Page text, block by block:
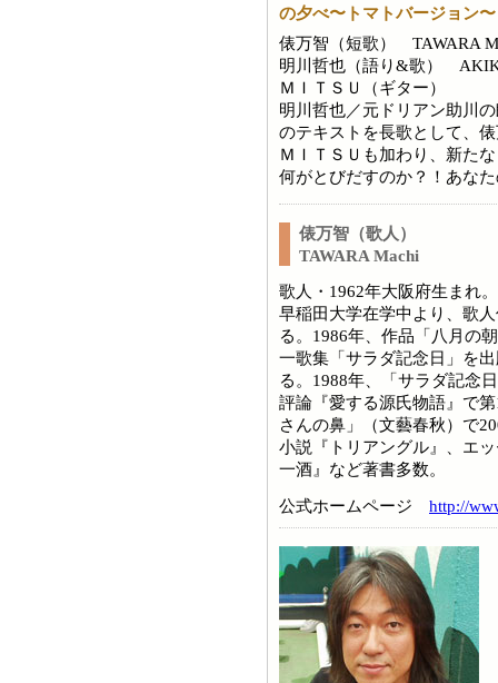
の夕べ〜トマトバージョン〜
俵万智（短歌） TAWARA
明川哲也（語り&歌）
ＭＩＴＳＵ（ギター）
明川哲也／元ドリアン助川
のテキストを長歌として、
ＭＩＴＳＵも加わり、新た
何がとびだすのか？！あな
俵万智（歌人）
TAWARA Machi
歌人・1962年大阪府生まれ。
早稲田大学在学中より、歌
る。1986年、作品「八月の
一歌集「サラダ記念日」を
る。1988年、「サラダ記念
評論『愛する源氏物語』で
さんの鼻」（文藝春秋）で
小説『トリアングル』、エ
一酒』など著書多数。
公式ホームページ http://